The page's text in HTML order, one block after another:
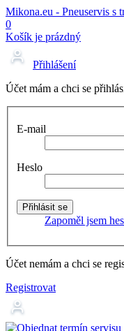
Mikona.eu - Pneuservis s
0
Košík je prázdný
Přihlášení
Účet mám a chci se
E-mail
Heslo
Zapoměl jsem
Účet nemám a chci se
Registrovat